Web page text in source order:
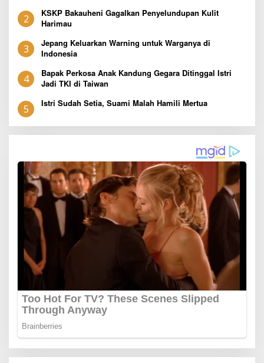
2
KSKP Bakauheni Gagalkan Penyelundupan Kulit
Harimau
3
Jepang Keluarkan Warning untuk Warganya di
Indonesia
4
Bapak Perkosa Anak Kandung Gegara Ditinggal Istri
Jadi TKI di Taiwan
5 Istri Sudah Setia, Suami Malah Hamili Mertua